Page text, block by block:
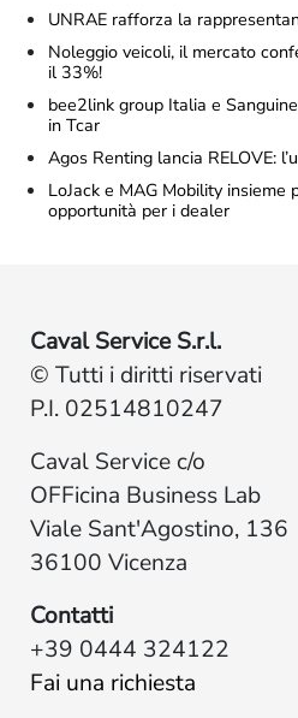
UNRAE rafforza la
Noleggio veicoli, il mercato
il 33%!
bee2link group Italia e
in Tcar
Agos Renting lancia RELOVE:
LoJack e MAG Mobility insieme
opportunità per i dealer
Caval Service S.r.l.
© Tutti i diritti riservati
P.I. 02514810247
Caval Service c/o
OFFicina Business Lab
Viale Sant'Agostino, 136
36100 Vicenza
Contatti
+39 0444 324122
Fai una richiesta